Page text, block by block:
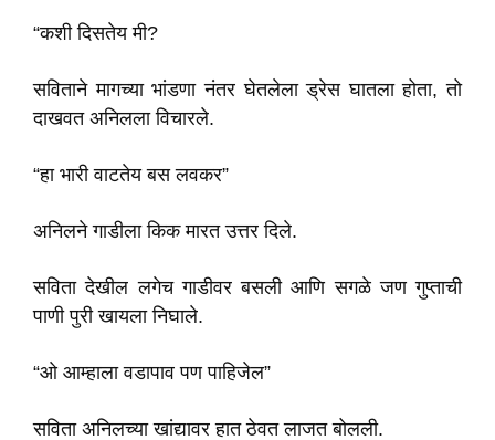
“कशी दिसतेय मी?
सविताने मागच्या भांडणा नंतर घेतलेला ड्रेस घातला होता, तो
दाखवत अनिलला विचारले.
“हा भारी वाटतेय बस लवकर”
अनिलने गाडीला किक मारत उत्तर दिले.
सविता देखील लगेच गाडीवर बसली आणि सगळे जण गुप्ताची
पाणी पुरी खायला निघाले.
“ओ आम्हाला वडापाव पण पाहिजेल”
सविता अनिलच्या खांद्यावर हात ठेवत लाजत बोलली.